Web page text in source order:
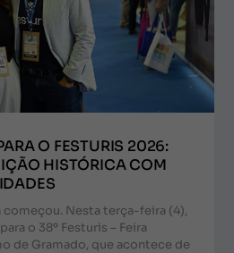
O FESTURIS 2026:
HISTÓRICA COM
Nesta terça-feira (4),
o 38º Festuris – Feira
de Gramado, que acontece de